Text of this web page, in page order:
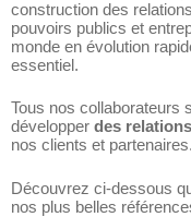
construction des
pouvoirs publics et
monde en évolution
essentiel.
Tous nos collaborateurs
développer des
nos clients et partenaires.
Découvrez ci-dessous
nos plus belles